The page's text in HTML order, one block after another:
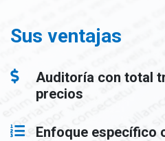
Sus ventajas
Auditoría con total
precios
Enfoque específico